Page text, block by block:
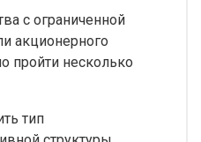
с ограниченной
акционерного
пройти несколько
тип